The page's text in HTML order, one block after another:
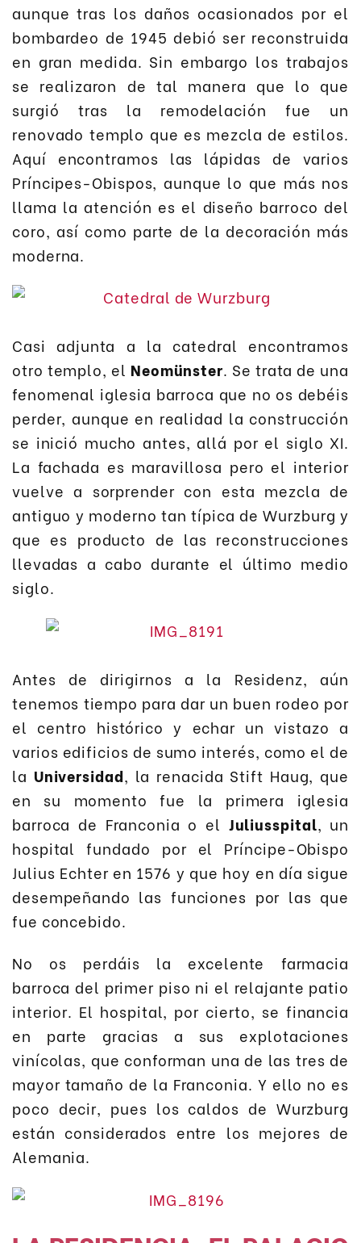
aunque tras los daños ocasionados por el
bombardeo de 1945 debió ser reconstruida
en gran medida. Sin embargo los trabajos
se realizaron de tal manera que lo que
surgió tras la remodelación fue un
renovado templo que es mezcla de estilos.
Aquí encontramos las lápidas de varios
Príncipes-Obispos, aunque lo que más nos
llama la atención es el diseño barroco del
coro, así como parte de la decoración más
moderna.
Casi adjunta a la catedral encontramos
otro templo, el Neomünster. Se trata de una
fenomenal iglesia barroca que no os debéis
perder, aunque en realidad la construcción
se inició mucho antes, allá por el siglo XI.
La fachada es maravillosa pero el interior
vuelve a sorprender con esta mezcla de
antiguo y moderno tan típica de Wurzburg y
que es producto de las reconstrucciones
llevadas a cabo durante el último medio
siglo.
Antes de dirigirnos a la Residenz, aún
tenemos tiempo para dar un buen rodeo por
el centro histórico y echar un vistazo a
varios edificios de sumo interés, como el de
la Universidad, la renacida Stift Haug, que
en su momento fue la primera iglesia
barroca de Franconia o el Juliusspital, un
hospital fundado por el Príncipe-Obispo
Julius Echter en 1576 y que hoy en día sigue
desempeñando las funciones por las que
fue concebido.
No os perdáis la excelente farmacia
barroca del primer piso ni el relajante patio
interior. El hospital, por cierto, se financia
en parte gracias a sus explotaciones
vinícolas, que conforman una de las tres de
mayor tamaño de la Franconia. Y ello no es
poco decir, pues los caldos de Wurzburg
están considerados entre los mejores de
Alemania.